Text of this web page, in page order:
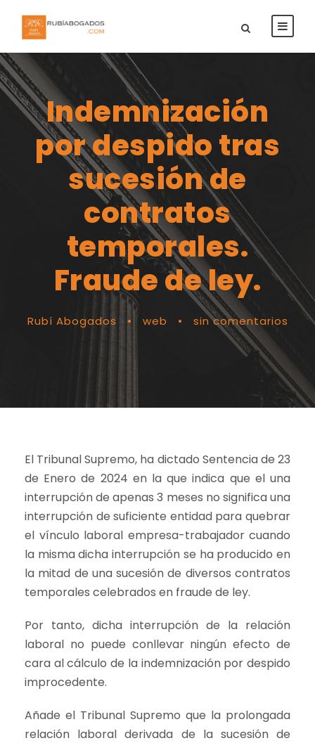
Indemnización
por despido tras
sucesión de
contratos
temporales.
Fraude de ley.
Rubí Abogados • web • sin comentarios
El Tribunal Supremo, ha dictado Sentencia de 23
de Enero de 2024 en la que indica que el una
interrupción de apenas 3 meses no significa una
interrupción de suficiente entidad para quebrar
el vínculo laboral empresa-trabajador cuando
la misma dicha interrupción se ha producido en
la mitad de una sucesión de diversos contratos
temporales celebrados en fraude de ley.
Por tanto, dicha interrupción de la relación
laboral no puede conllevar ningún efecto de
cara al cálculo de la indemnización por despido
improcedente.
Añade el Tribunal Supremo que la prolongada
relación laboral derivada de la sucesión de